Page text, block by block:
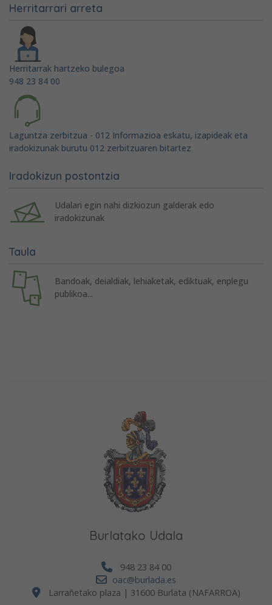
Herritarrari arreta
Herritarrak hartzeko bulegoa
948 23 84 00
Laguntza zerbitzua - 012 Informazioa eskatu, izapideak eta
iradokizunak burutu 012 zerbitzuaren bitartez
Iradokizun postontzia
Udalari egin nahi dizkiozun galderak edo
iradokizunak
Taula
Bandoak, deialdiak, lehiaketak, ediktuak, enplegu
publikoa...
Burlatako Udala
948 23 84 00
oac@burlada.es
Larrañetako plaza | 31600 Burlata (NAFARROA)